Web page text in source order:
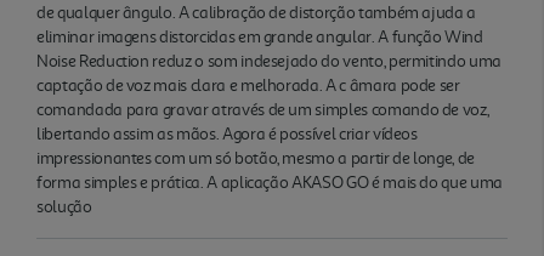
de qualquer ângulo. A calibração de distorção também ajuda a
eliminar imagens distorcidas em grande angular. A função Wind
Noise Reduction reduz o som indesejado do vento, permitindo uma
captação de voz mais clara e melhorada. A c âmara pode ser
comandada para gravar através de um simples comando de voz,
libertando assim as mãos. Agora é possível criar vídeos
impressionantes com um só botão, mesmo a partir de longe, de
forma simples e prática. A aplicação AKASO GO é mais do que uma
solução